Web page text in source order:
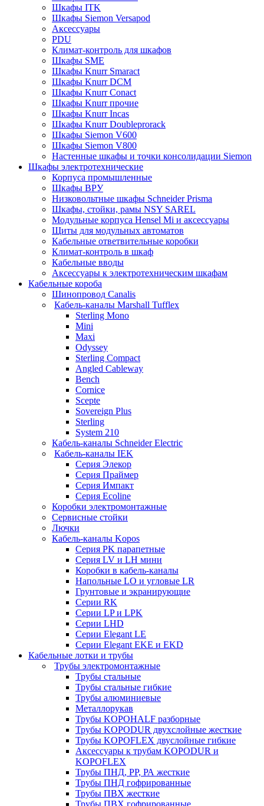
Шкафы ITK
Шкафы Siemon Versapod
Аксессуары
PDU
Климат-контроль для шкафов
Шкафы SME
Шкафы Knurr Smaract
Шкафы Knurr DCM
Шкафы Knurr Conact
Шкафы Knurr прочие
Шкафы Knurr Incas
Шкафы Knurr Doubleprorack
Шкафы Siemon V600
Шкафы Siemon V800
Настенные шкафы и точки консолидации Siemon
Шкафы электротехнические
Корпуса промышленные
Шкафы ВРУ
Низковольтные шкафы Schneider Prisma
Шкафы, стойки, рамы NSY SAREL
Модульные корпуса Hensel Mi и аксессуары
Щиты для модульных автоматов
Кабельные ответвительные коробки
Климат-контроль в шкаф
Кабельные вводы
Аксессуары к электротехническим шкафам
Кабельные короба
Шинопровод Canalis
Кабель-каналы Marshall Tufflex
Sterling Mono
Mini
Maxi
Odyssey
Sterling Compact
Angled Cableway
Bench
Cornice
Scepte
Sovereign Plus
Sterling
System 210
Кабель-каналы Schneider Electric
Кабель-каналы IEK
Серия Элекор
Серия Праймер
Серия Импакт
Серия Ecoline
Коробки электромонтажные
Сервисные стойки
Лючки
Кабель-каналы Kopos
Серия PK парапетные
Серия LV и LH мини
Коробки в кабель-каналы
Напольные LO и угловые LR
Грунтовые и экранирующие
Серии RK
Серии LP и LPK
Серии LHD
Серии Elegant LE
Серии Elegant EKE и EKD
Кабельные лотки и трубы
Трубы электромонтажные
Трубы стальные
Трубы стальные гибкие
Трубы алюминиевые
Металлорукав
Трубы KOPOHALF разборные
Трубы KOPODUR двухслойные жесткие
Трубы KOPOFLEX двуслойные гибкие
Аксессуары к трубам KOPODUR и
KOPOFLEX
Трубы ПНД, РР, РА жесткие
Трубы ПНД гофрированные
Трубы ПВХ жесткие
Трубы ПВХ гофрированные